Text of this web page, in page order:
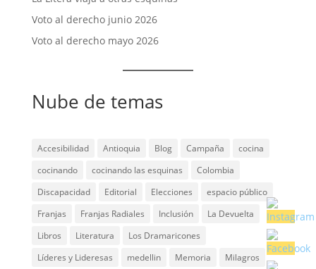
Voto al derecho junio 2026
Voto al derecho mayo 2026
Nube de temas
Accesibilidad Antioquia Blog Campaña
cocina
cocinando
cocinando las esquinas
Colombia
Discapacidad
Editorial Elecciones
espacio público
Franjas
Franjas Radiales Inclusión
La Devuelta
Libros
Literatura
Los Dramaricones
Líderes y Lideresas
medellin Memoria
Milagros